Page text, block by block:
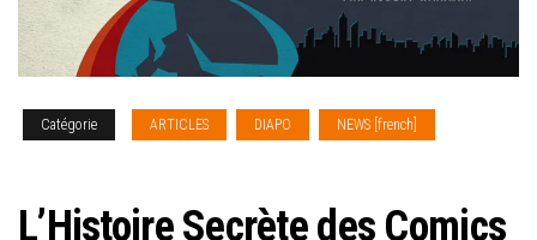
Catégorie ARTICLES DIAPO NEWS [french]
L’Histoire Secrète des Comics